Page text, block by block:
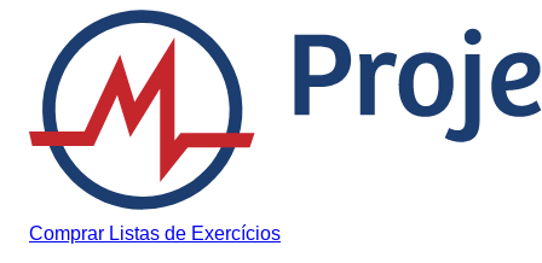
Pular para o conteúdo
Comprar Listas de Exercícios